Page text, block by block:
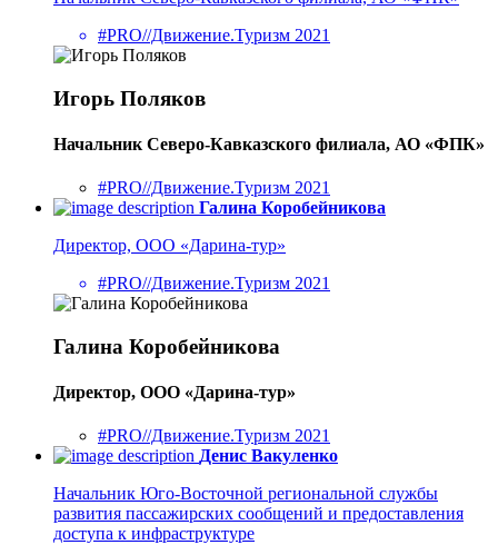
#PRO//Движение.Туризм 2021
Игорь Поляков
Начальник Северо-Кавказского филиала, АО «ФПК»
#PRO//Движение.Туризм 2021
Галина Коробейникова
Директор, ООО «Дарина-тур»
#PRO//Движение.Туризм 2021
Галина Коробейникова
Директор, ООО «Дарина-тур»
#PRO//Движение.Туризм 2021
Денис Вакуленко
Начальник Юго-Восточной региональной службы
развития пассажирских сообщений и предоставления
доступа к инфраструктуре